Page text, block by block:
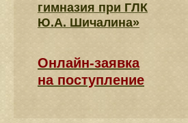
гимназия при ГЛК
Ю.А. Шичалина»
Онлайн-заявка
на поступление